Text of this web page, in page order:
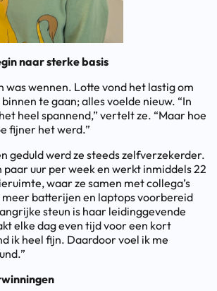
naar sterke basis
was wennen. Lotte vond het lastig om
te gaan; alles voelde nieuw. “In
heel spannend,” vertelt ze. “Maar hoe
fijner het werd.”
geduld werd ze steeds zelfverzekerder.
paar uur per week en werkt inmiddels 22
waar ze samen met collega’s
batterijen en laptops voorbereid
steun is haar leidinggevende
elke dag even tijd voor een kort
ik heel fijn. Daardoor voel ik me